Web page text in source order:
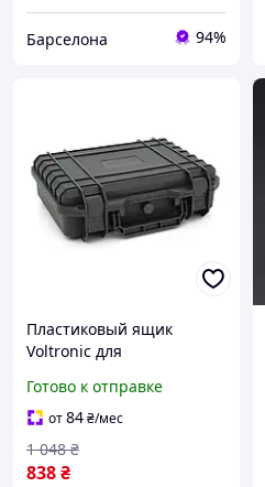
Барселона 94%
Пластиковый ящик
Voltronic для
внешний 250x203x77мм
внутренний
235x165x68мм
Готово к отправке
от84₴/мес
838₴
1 048 ₴